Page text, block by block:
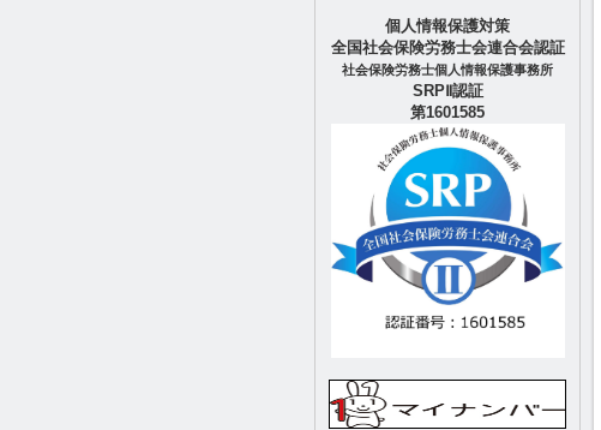
個人情報保護対策
全国社会保険労務士会連合会認証
社会保険労務士個人情報保護事務所
SRPⅡ認証
第1601585